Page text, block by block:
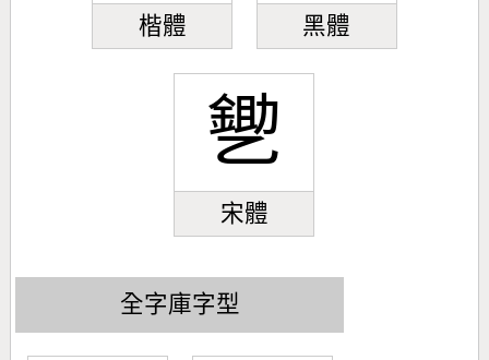
楷體 黑體
㐥
宋體
全字庫字型